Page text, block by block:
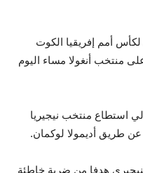
أمم إفريقيا الكوت
على منتخب أنغولا مساء اليوم
استطاع منتخب نيجيريا
طريق أديمولا لوكمان.
هدفا من ضربة خاطئة